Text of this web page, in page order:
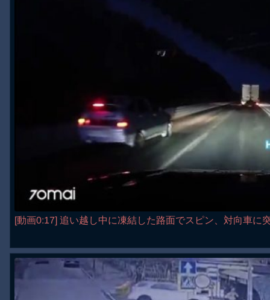
[動画0:17] 追い越し中に凍結した路面でスピン、対向車に